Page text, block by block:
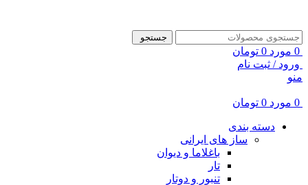
جستجو
0 مورد 0 تومان
ورود / ثبت نام
منو
0 مورد 0 تومان
دسته بندی
ساز های ایرانی
باغلاما و دیوان
تار
تنبور و دوتار